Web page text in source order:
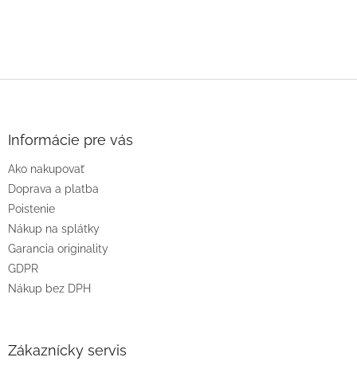
Informácie pre vás
Ako nakupovať
Doprava a platba
Poistenie
Nákup na splátky
Garancia originality
GDPR
Nákup bez DPH
Zákaznícky servis